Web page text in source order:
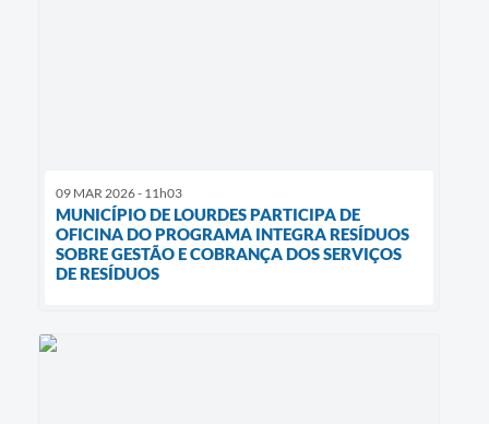
09 MAR 2026 - 11h03
MUNICÍPIO DE LOURDES PARTICIPA DE
OFICINA DO PROGRAMA INTEGRA RESÍDUOS
SOBRE GESTÃO E COBRANÇA DOS SERVIÇOS
DE RESÍDUOS